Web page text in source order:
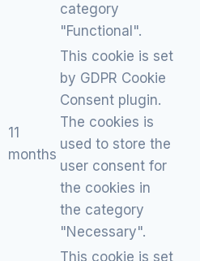
category
"Functional".
11
months
This cookie is set
by GDPR Cookie
Consent plugin.
The cookies is
used to store the
user consent for
the cookies in
the category
"Necessary".
This cookie is set